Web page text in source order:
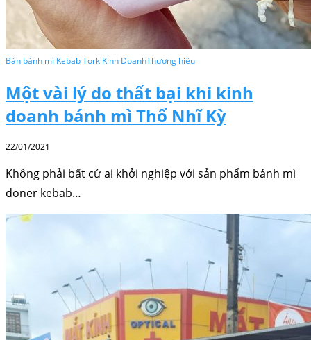
Bán bánh mì Kebab TorkiKinh DoanhThương hiệu
Một vài lý do thất bại khi kinh
doanh bánh mì Thổ Nhĩ Kỳ
22/01/2021
Không phải bất cứ ai khởi nghiệp với sản phẩm bánh mì
doner kebab…